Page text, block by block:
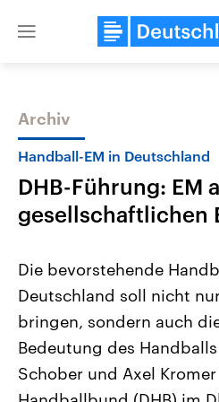
Close
Themen
Landtagswahl Sachsen-Anhalt
2026
Alle Informationen
Sachsen-Anhalt wählt am 6.
September 2026 einen neuen
Landtag. Seit 2021 wird das
Bundesland von einer Koalition
Archiv
Handball-EM in Deutschland
DHB-Führung: EM
gesellschaftlichen
Die bevorstehende
Deutschland soll nicht
bringen, sondern auch
Bedeutung des
Schober und Axel